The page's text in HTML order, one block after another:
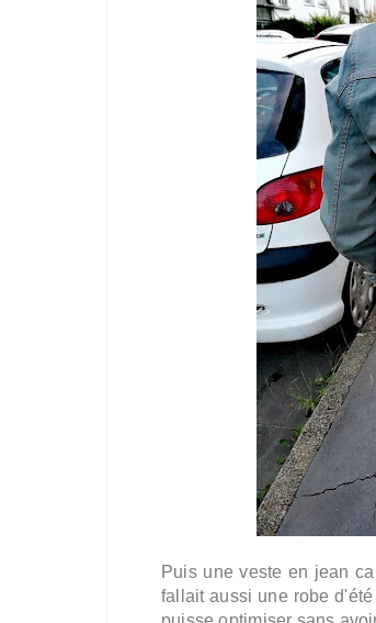
Puis une veste en jean
fallait aussi une robe